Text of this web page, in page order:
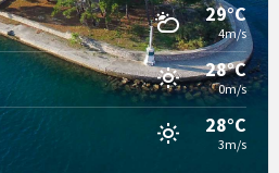
29°C
4m/s
28°C
0m/s
28°C
3m/s